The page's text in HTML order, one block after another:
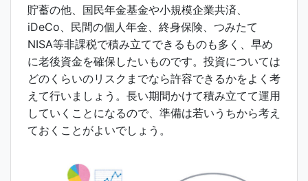
貯蓄の他、国民年金基金や小規模企業共済、
iDeCo、民間の個人年金、終身保険、つみたて
NISA等非課税で積み立てできるものも多く、早め
に老後資金を確保したいものです。投資については
どのくらいのリスクまでなら許容できるかをよく考
えて行いましょう。長い期間かけて積み立てて運用
していくことになるので、準備は若いうちから考え
ておくことがよいでしょう。